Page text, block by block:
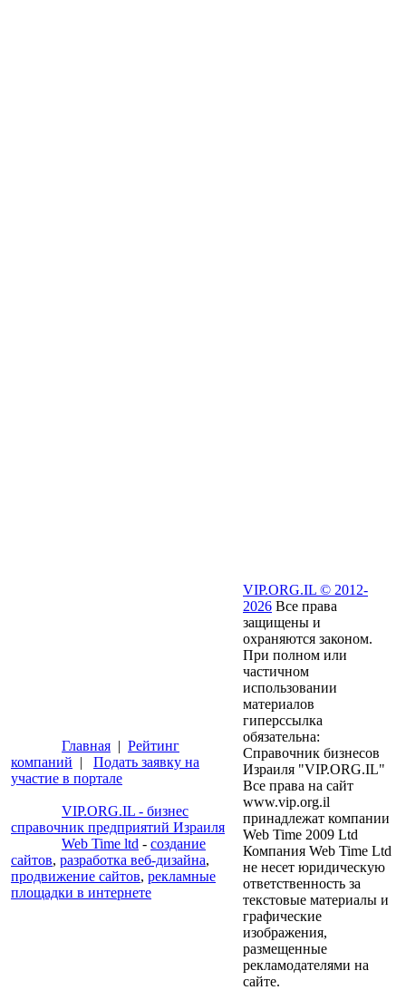
Главная | Рейтинг
компаний | Подать заявку на
участие в портале
VIP.ORG.IL - бизнес
справочник предприятий Израиля
Web Time ltd - создание
сайтов, разработка веб-дизайна,
продвижение сайтов, рекламные
площадки в интернете
VIP.ORG.IL © 2012-
2026 Все права
защищены и
охраняются законом.
При полном или
частичном
использовании
материалов
гиперссылка
обязательна:
Справочник бизнесов
Израиля "VIP.ORG.IL"
Все права на сайт
www.vip.org.il
принадлежат компании
Web Time 2009 Ltd
Компания Web Time Ltd
не несет юридическую
ответственность за
текстовые материалы и
графические
изображения,
размещенные
рекламодателями на
сайте.